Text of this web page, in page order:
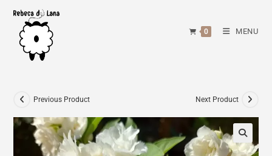
content
0 MENU
Previous Product Next Product